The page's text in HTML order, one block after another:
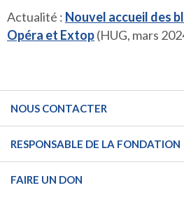
Actualité : Nouvel accueil des
Opéra et Extop(HUG, mars
NOUS CONTACTER
RESPONSABLE DE LA FONDATION
FAIRE UN DON